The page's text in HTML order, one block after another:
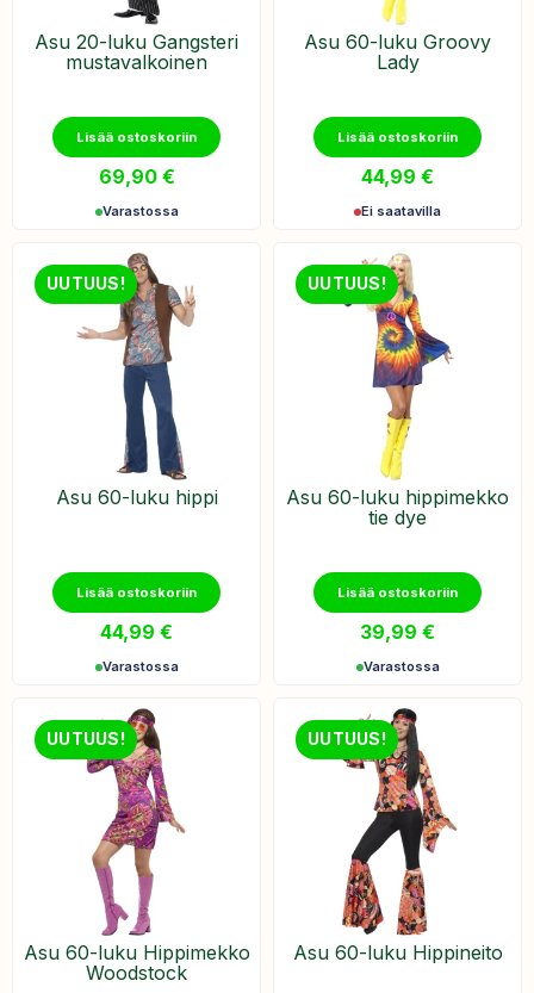
Asu 20-luku Gangsteri
mustavalkoinen
Lisää ostoskoriin
69,90 €
Varastossa
Asu 60-luku Groovy
Lady
Lisää ostoskoriin
44,99 €
Ei saatavilla
UUTUUS!
Asu 60-luku hippi
Lisää ostoskoriin
44,99 €
Varastossa
UUTUUS!
Asu 60-luku hippimekko
tie dye
Lisää ostoskoriin
39,99 €
Varastossa
UUTUUS!
Asu 60-luku Hippimekko
Woodstock
UUTUUS!
Asu 60-luku Hippineito